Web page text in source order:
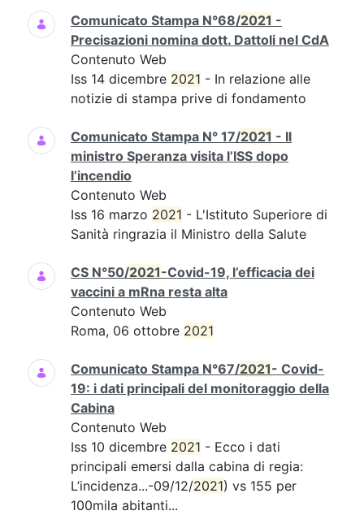
Comunicato Stampa N°68/2021 -
Precisazioni nomina dott. Dattoli nel CdA
Contenuto Web
Iss 14 dicembre 2021 - In relazione alle
notizie di stampa prive di fondamento
Comunicato Stampa N° 17/2021 - Il
ministro Speranza visita l’ISS dopo
l’incendio
Contenuto Web
Iss 16 marzo 2021 - L'Istituto Superiore di
Sanità ringrazia il Ministro della Salute
CS N°50/2021-Covid-19, l’efficacia dei
vaccini a mRna resta alta
Contenuto Web
Roma, 06 ottobre 2021
Comunicato Stampa N°67/2021- Covid-
19: i dati principali del monitoraggio della
Cabina
Contenuto Web
Iss 10 dicembre 2021 - Ecco i dati
principali emersi dalla cabina di regia:
L’incidenza...-09/12/2021) vs 155 per
100mila abitanti...